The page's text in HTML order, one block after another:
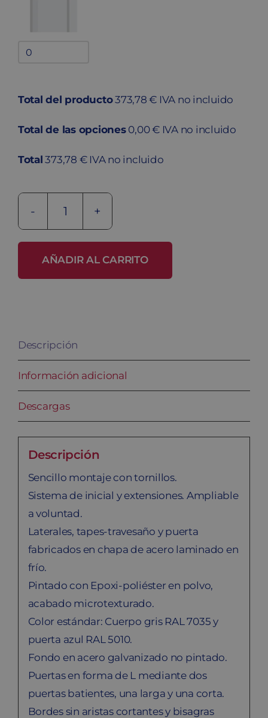
Bandejas
Total del producto373,78 € IVA no incluido
Total de las opciones 0,00 € IVA no incluido
Total 373,78 € IVA no incluido
Taquilla
ECOL-
AÑADIR AL CARRITO
Descripción
Información adicional
Descargas
Descripción
Sencillo montaje con tornillos.
Sistema de inicial y extensiones. Ampliable
a voluntad.
Laterales, tapes-travesaño y puerta
fabricados en chapa de acero laminado en
frío.
Pintado con Epoxi-poliéster en polvo,
acabado microtexturado.
Color estándar: Cuerpo gris RAL 7035 y
puerta azul RAL 5010.
Fondo en acero galvanizado no pintado.
Puertas en forma de L mediante dos
puertas batientes, una larga y una corta.
Bordes sin aristas cortantes y bisagras